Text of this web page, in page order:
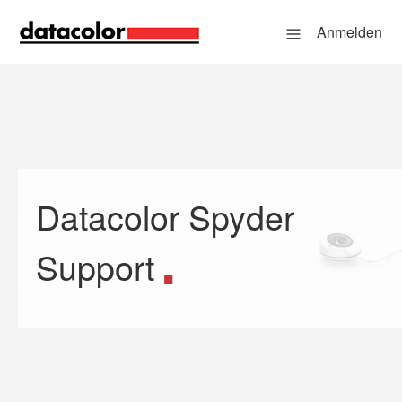
Anmelden
Datacolor Spyder
Support
Suche